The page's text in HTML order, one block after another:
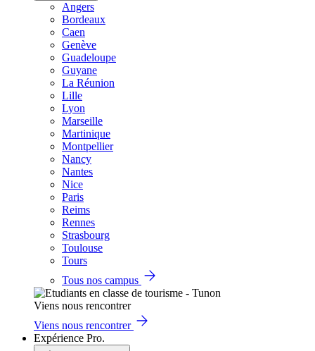
Angers
Bordeaux
Caen
Genève
Guadeloupe
Guyane
La Réunion
Lille
Lyon
Marseille
Martinique
Montpellier
Nancy
Nantes
Nice
Paris
Reims
Rennes
Strasbourg
Toulouse
Tours
Tous nos campus
Viens nous rencontrer
Viens nous rencontrer
Expérience Pro.